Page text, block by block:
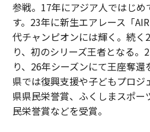
参戦。17年にアジア人ではじ
す。23年に新生エアレース「
代チャンピオンには輝く。続く
り、初のシリーズ王者となる。
り、26年シーズンにて王座奪
県では復興支援や子どもプロ
県県民栄誉賞、ふくしまスポ
民栄誉賞などを受賞。